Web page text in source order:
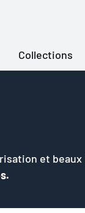
Collections
et beaux